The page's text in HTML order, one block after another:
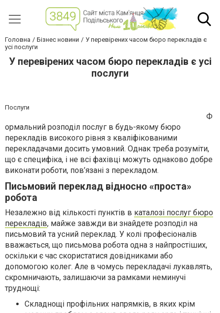
Головна Бізнес новини
У перевірених часом бюро перекладів є
усі послуги
У перевірених часом бюро перекладів є усі
послуги
Послуги
Ф
ормальний розподіл послуг в будь-якому бюро
перекладів високого рівня з кваліфікованими
перекладачами досить умовний. Однак треба розуміти,
що є специфіка, і не всі фахівці можуть однаково добре
виконати роботи, пов’язані з перекладом.
Письмовий переклад відносно «проста»
робота
Незалежно від кількості пунктів в каталозі послуг бюро
перекладів, майже завжди ви знайдете розподіл на
письмовий та усний переклад. У колі професіоналів
вважається, що письмова робота одна з найпростіших,
оскільки є час скористатися довідниками або
допомогою колег. Але в чомусь перекладачі лукавлять,
скромничають, залишаючи за рамками неминучі
труднощі:
Складнощі профільних напрямків, в яких крім